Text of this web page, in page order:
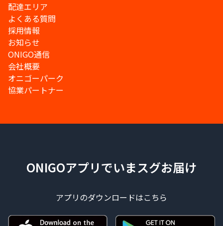
配達エリア
よくある質問
採用情報
お知らせ
ONIGO通信
会社概要
オニゴーパーク
協業パートナー
ONIGOアプリでいまスグお届け
アプリのダウンロードはこちら